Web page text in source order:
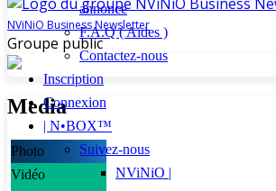
NViNiO Business Newsletter
Groupe public
Media
Photo
Vidéo
annonce
F.A.Q ( Aides )
Contactez-nous
Inscription
Connexion
| N•BOX™
Suivez-nous
NViNiO |